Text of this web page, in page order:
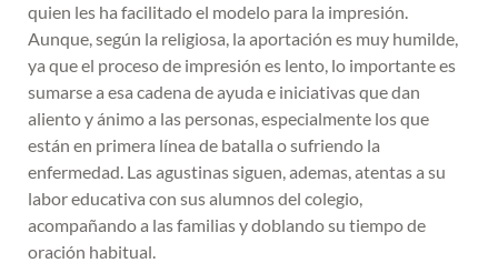
quien les ha facilitado el modelo para la impresión.
Aunque, según la religiosa, la aportación es muy humilde,
ya que el proceso de impresión es lento, lo importante es
sumarse a esa cadena de ayuda e iniciativas que dan
aliento y ánimo a las personas, especialmente los que
están en primera línea de batalla o sufriendo la
enfermedad. Las agustinas siguen, ademas, atentas a su
labor educativa con sus alumnos del colegio,
acompañando a las familias y doblando su tiempo de
oración habitual.